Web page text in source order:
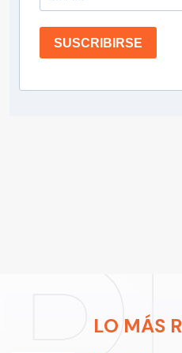
SUSCRIBIRSE
LO MÁS